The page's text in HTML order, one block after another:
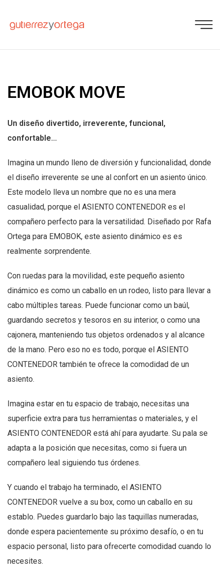
EMOBOK MOVE
Un diseño divertido, irreverente, funcional,
confortable…
Imagina un mundo lleno de diversión y funcionalidad, donde
el diseño irreverente se une al confort en un asiento único.
Este modelo lleva un nombre que no es una mera
casualidad, porque el ASIENTO CONTENEDOR es el
compañero perfecto para la versatilidad. Diseñado por Rafa
Ortega para EMOBOK, este asiento dinámico es es
realmente sorprendente.
Con ruedas para la movilidad, este pequeño asiento
dinámico es como un caballo en un rodeo, listo para llevar a
cabo múltiples tareas. Puede funcionar como un baúl,
guardando secretos y tesoros en su interior, o como una
cajonera, manteniendo tus objetos ordenados y al alcance
de la mano. Pero eso no es todo, porque el ASIENTO
CONTENEDOR también te ofrece la comodidad de un
asiento.
Imagina estar en tu espacio de trabajo, necesitas una
superficie extra para tus herramientas o materiales, y el
ASIENTO CONTENEDOR está ahí para ayudarte. Su pala se
adapta a la posición que necesitas, como si fuera un
compañero leal siguiendo tus órdenes.
Y cuando el trabajo ha terminado, el ASIENTO
CONTENEDOR vuelve a su box, como un caballo en su
establo. Puedes guardarlo bajo las taquillas numeradas,
donde espera pacientemente su próximo desafío, o en tu
espacio personal, listo para ofrecerte comodidad cuando lo
necesites.